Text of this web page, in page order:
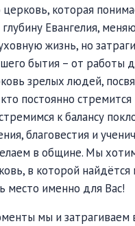
церковь, которая
Евангелия,
жизнь, но
бытия – от работы
зрелых людей,
постоянно стремится
к балансу
благовестия и
в общине. Мы
в которой найдётся
место именно для Вас!
мы и затрагиваем